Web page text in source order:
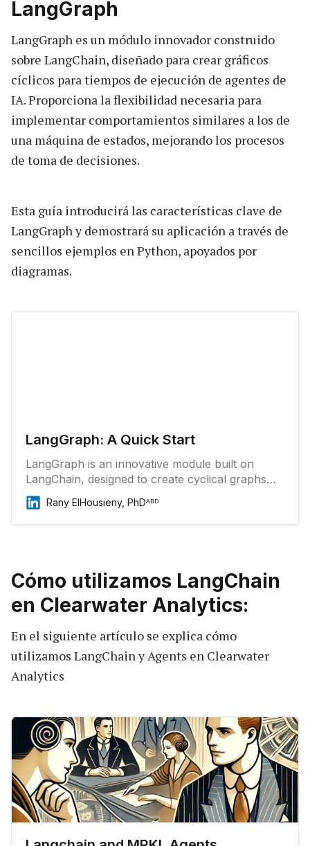
LangGraph
LangGraph es un módulo innovador construido
sobre LangChain, diseñado para crear gráficos
cíclicos para tiempos de ejecución de agentes de
IA. Proporciona la flexibilidad necesaria para
implementar comportamientos similares a los de
una máquina de estados, mejorando los procesos
de toma de decisiones.
Esta guía introducirá las características clave de
LangGraph y demostrará su aplicación a través de
sencillos ejemplos en Python, apoyados por
diagramas.
LangGraph: A Quick Start
LangGraph is an innovative module built on
LangChain, designed to create cyclical graphs
for AI agent runtimes. It provides the flexibility to
implement state-machine-like behaviors,
enhancing decision-making processes.
Rany ElHousieny, PhDᴬᴮᴰ
Cómo utilizamos LangChain
en Clearwater Analytics:
En el siguiente artículo se explica cómo
utilizamos LangChain y Agents en Clearwater
Analytics